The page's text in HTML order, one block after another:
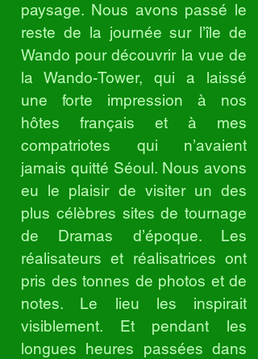
paysage. Nous avons passé le
reste de la journée sur l’île de
Wando pour découvrir la vue de
la Wando-Tower, qui a laissé
une forte impression à nos
hôtes français et à mes
compatriotes qui n’avaient
jamais quitté Séoul. Nous avons
eu le plaisir de visiter un des
plus célèbres sites de tournage
de Dramas d’époque. Les
réalisateurs et réalisatrices ont
pris des tonnes de photos et de
notes. Le lieu les inspirait
visiblement. Et pendant les
longues heures passées dans